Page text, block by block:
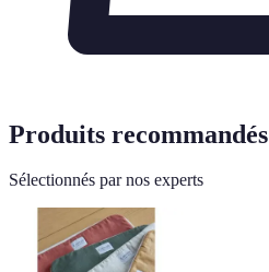
Produits recommandés
Sélectionnés par nos experts